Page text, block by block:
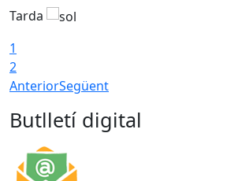
Tarda
1
2
AnteriorSegüent
Butlletí digital